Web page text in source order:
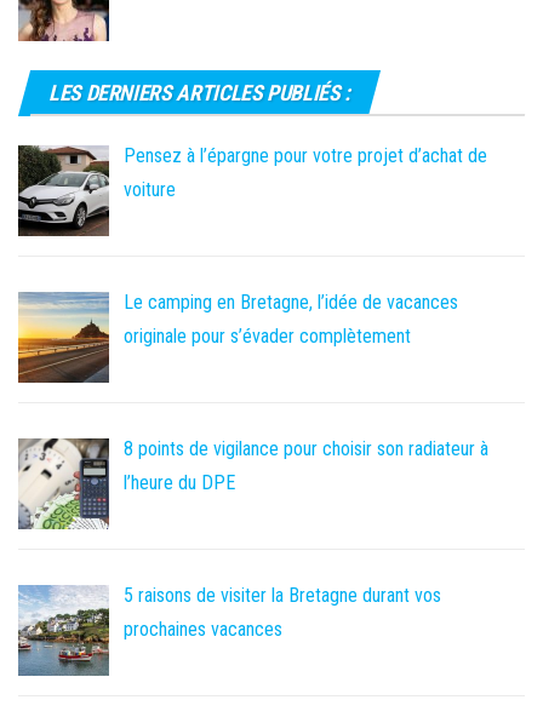
LES DERNIERS ARTICLES PUBLIÉS :
Pensez à l’épargne pour votre projet d’achat de
voiture
Le camping en Bretagne, l’idée de vacances
originale pour s’évader complètement
8 points de vigilance pour choisir son radiateur à
l’heure du DPE
5 raisons de visiter la Bretagne durant vos
prochaines vacances